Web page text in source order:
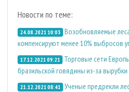
Новости по теме:
24.08.2021 10:03 Возобновляемые
компенсируют менее 10% выбросов
17.12.2021 09:21
Торговые сети
бразильской говядины из-за вырубки
21.12.2021 08:41 Ученые предрекли